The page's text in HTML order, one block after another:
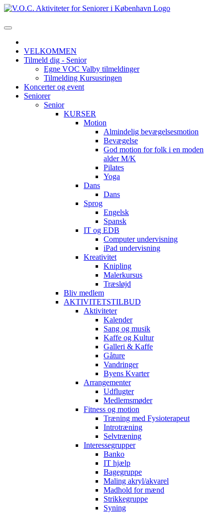
VELKOMMEN
Tilmeld dig - Senior
Egne VOC Valby tilmeldinger
Tilmelding Kursusringen
Koncerter og event
Seniorer
Senior
KURSER
Motion
Almindelig bevægelsesmotion
Bevægelse
God motion for folk i en moden
alder M/K
Pilates
Yoga
Dans
Dans
Sprog
Engelsk
Spansk
IT og EDB
Computer undervisning
iPad undervisning
Kreativitet
Knipling
Malerkursus
Træsløjd
Bliv medlem
AKTIVITETSTILBUD
Aktiviteter
Kalender
Sang og musik
Kaffe og Kultur
Galleri & Kaffe
Gåture
Vandringer
Byens Kvarter
Arrangementer
Udflugter
Medlemsmøder
Fitness og motion
Træning med Fysioterapeut
Introtræning
Selvtræning
Interessegrupper
Banko
IT hjælp
Bagegruppe
Maling akryl/akvarel
Madhold for mænd
Strikkegruppe
Syning